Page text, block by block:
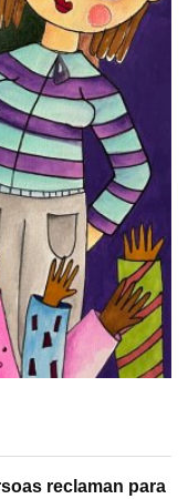
reclaman para